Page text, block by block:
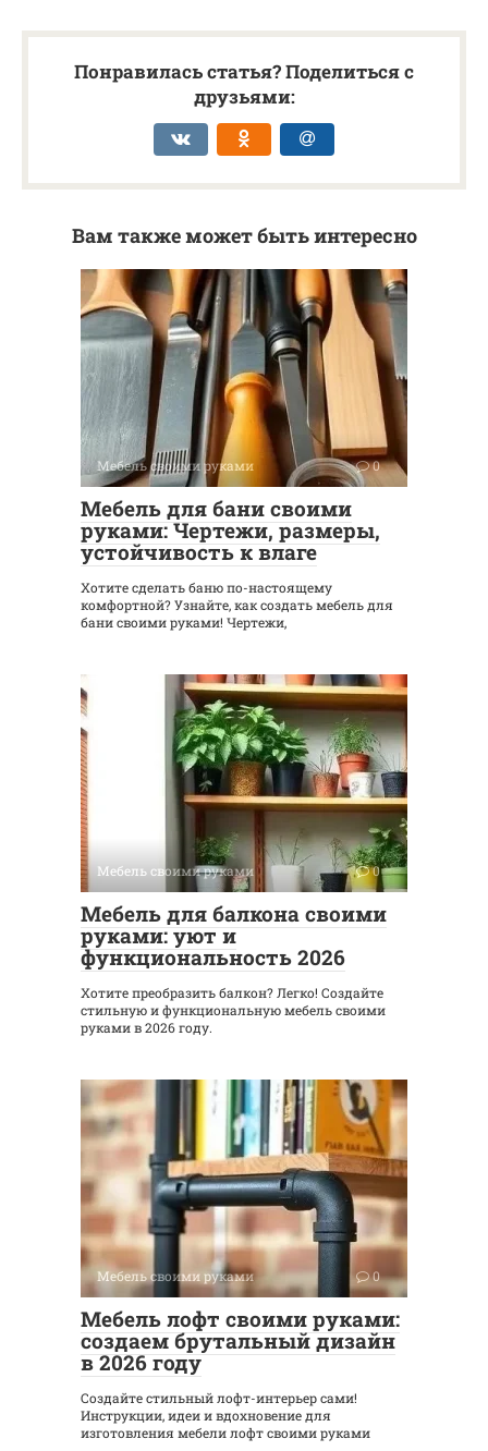
Понравилась статья? Поделиться с
друзьями:
Вам также может быть интересно
Мебель своими руками 0
Мебель для бани своими
руками: Чертежи, размеры,
устойчивость к влаге
Хотите сделать баню по-настоящему
комфортной? Узнайте, как создать мебель для
бани своими руками! Чертежи,
Мебель своими руками 0
Мебель для балкона своими
руками: уют и
функциональность 2026
Хотите преобразить балкон? Легко! Создайте
стильную и функциональную мебель своими
руками в 2026 году.
Мебель своими руками 0
Мебель лофт своими руками:
создаем брутальный дизайн
в 2026 году
Создайте стильный лофт-интерьер сами!
Инструкции, идеи и вдохновение для
изготовления мебели лофт своими руками